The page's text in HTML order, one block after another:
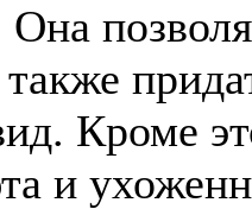
Она
Кроме
и